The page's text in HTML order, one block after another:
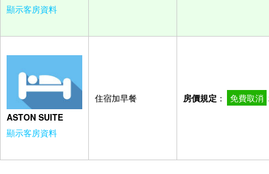
顯示客房資料
ASTON SUITE
顯示客房資料
住宿加早餐 房價規定 ： 免費取消